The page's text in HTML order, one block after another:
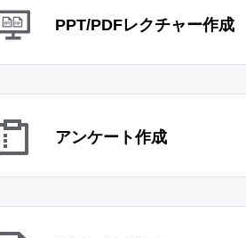
PPT/PDFレクチャー作成
アンケート作成